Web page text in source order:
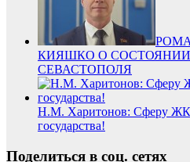
КИЯШКО О
СЕВАСТОПОЛЯ
Н.М. Харитонов: Сферу
государства!
Поделиться в соц. сетях